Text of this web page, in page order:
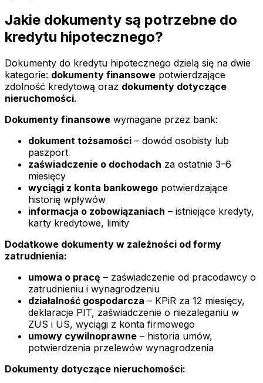
Jakie dokumenty są potrzebne do
kredytu hipotecznego?
Dokumenty do kredytu hipotecznego dzielą się na dwie
kategorie: dokumenty finansowe potwierdzające
zdolność kredytową oraz dokumenty dotyczące
nieruchomości.
Dokumenty finansowe wymagane przez bank:
dokument tożsamości – dowód osobisty lub
paszport
zaświadczenie o dochodach za ostatnie 3–6
miesięcy
wyciągi z konta bankowego potwierdzające
historię wpływów
informacja o zobowiązaniach – istniejące kredyty,
karty kredytowe, limity
Dodatkowe dokumenty w zależności od formy
zatrudnienia:
umowa o pracę – zaświadczenie od pracodawcy o
zatrudnieniu i wynagrodzeniu
działalność gospodarcza – KPiR za 12 miesięcy,
deklaracje PIT, zaświadczenie o niezaleganiu w
ZUS i US, wyciągi z konta firmowego
umowy cywilnoprawne – historia umów,
potwierdzenia przelewów wynagrodzenia
Dokumenty dotyczące nieruchomości: